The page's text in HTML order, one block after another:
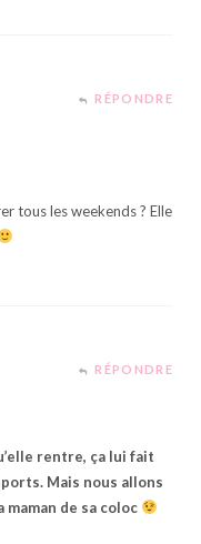
RÉPONDRE
tous les weekends ? Elle
RÉPONDRE
rentre, ça lui fait
Mais nous allons
de sa coloc